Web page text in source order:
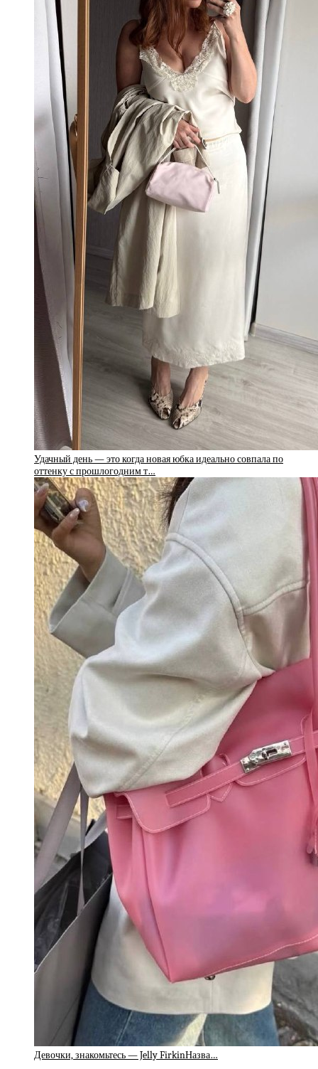
Удачный день — это когда новая юбка идеально совпала по
оттенку с прошлогодним т…
Девочки, знакомьтесь — Jelly FirkinНазва…